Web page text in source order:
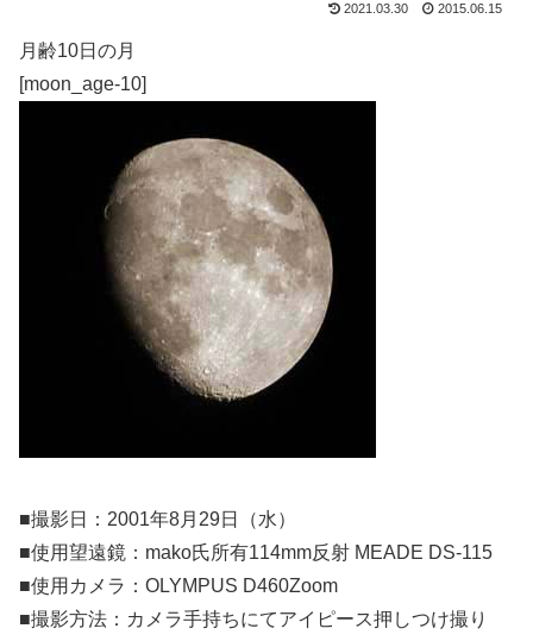
2021.03.30 2015.06.15
月齢10日の月
[moon_age-10]
■撮影日：2001年8月29日（水）
■使用望遠鏡：mako氏所有114mm反射 MEADE DS-115
■使用カメラ：OLYMPUS D460Zoom
■撮影方法：カメラ手持ちにてアイピース押しつけ撮り